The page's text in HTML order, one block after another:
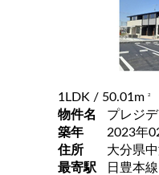
1LDK / 50.01m 2
物件名
プレジ
築年
2023年
住所
大分県
最寄駅
日豊本線 中津